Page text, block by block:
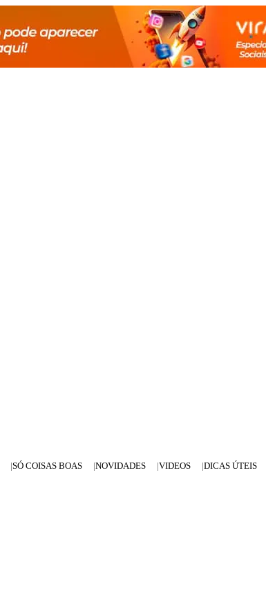
SÓ COISAS BOAS NOVIDADES VIDEOS DICAS ÚTEIS